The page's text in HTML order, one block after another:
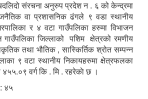
संरचना अनुरुप प्रदेश न . ६ को केन्द्रमा
वा प्रशासनिक ढंगले ९ वडा स्थानीय
र ४ वटा गाउँपलिका हरुमा विभाजन
गाउँपलिका जिल्लाको पशिम क्षेत्रको रमणीय
तथा भौतिक , सास्किर्तिक श्रोत सम्पन्न
९ वटा स्थानीय निकायहरुमा क्षेत्रफलका
वर्ग कि . मि . रहरेकाे छ ।
४५